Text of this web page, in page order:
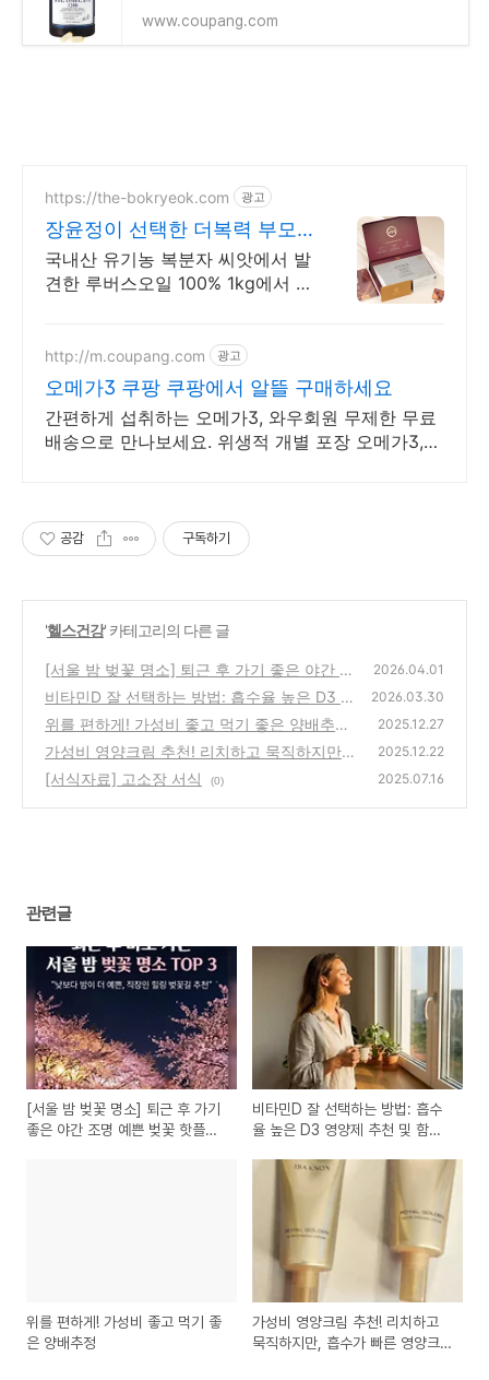
www.coupang.com
https://the-bokryeok.com 광고
장윤정이 선택한 더복력 부모
님 선물 추천
국내산 유기농 복분자 씨앗에서 발
견한 루버스오일 100% 1kg에서 단
http://m.coupang.com 광고
오메가3 쿠팡 쿠팡에서 알뜰 구매하세요
간편하게 섭취하는 오메가3, 와우회원 무제한 무료
배송으로 만나보세요. 위생적 개별 포장 오메가3,
공감 구독하기
'헬스건강' 카테고리의 다른 글
[서울 밤 벚꽃 명소] 퇴근 후 가기 좋은 야간 조
명 예쁜 벚꽃 핫플 TOP 3
(0)
2026.04.01
비타민D 잘 선택하는 방법: 흡수율 높은 D3 영
양제 추천 및 함량 가이드
(0)
2026.03.30
위를 편하게! 가성비 좋고 먹기 좋은 양배추정
(0)
2025.12.27
가성비 영양크림 추천! 리치하고 묵직하지만,
흡수가 빠른 영양크림
(0)
2025.12.22
[서식자료] 고소장 서식 (0) 2025.07.16
관련글
[서울 밤 벚꽃 명소] 퇴근 후 가기
좋은 야간 조명 예쁜 벚꽃 핫플
비타민D 잘 선택하는 방법: 흡수
율 높은 D3 영양제 추천 및 함량
위를 편하게! 가성비 좋고 먹기 좋
은 양배추정
가성비 영양크림 추천! 리치하고
묵직하지만, 흡수가 빠른 영양크